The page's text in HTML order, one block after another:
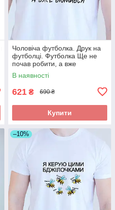
Чоловіча футболка. Друк на
футболці. Футболка Ще не
почав робити, а вже
втомився
В наявності
621 ₴ 690 ₴
Купити
–10%